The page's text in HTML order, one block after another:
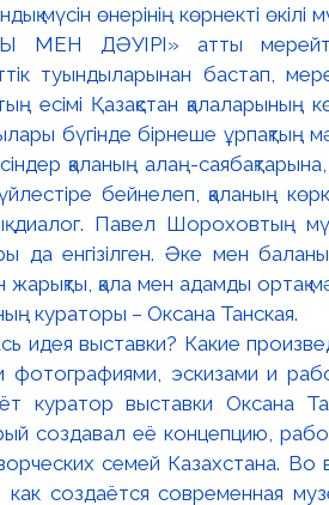
өнерінің көрнекті өкілі
ДӘУІРІ» атты
туындыларынан бастап,
есімі Қазақстан қалаларының
бүгінде бірнеше ұрпақтың
қаланың алаң-
бейнелеп, қаланың
диалог. Павел Шороховтың
да енгізілген. Әке мен
қала мен адамды ортақ
кураторы – Оксана Танская.